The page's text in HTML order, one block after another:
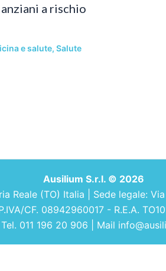
a rischio
e salute, Salute
Ausilium S.r.l. © 2026
Reale (TO) Italia | Sede legale:
CF. 08942960017 - R.E.A.
Tel. 011 196 20 906 | Mail